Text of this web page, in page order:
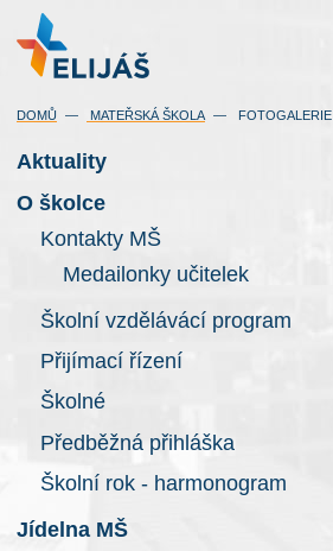
DOMŮ MATEŘSKÁ ŠKOLA FOTOGALERIE
Aktuality
O školce
Kontakty MŠ
Medailonky učitelek
Školní vzdělávácí program
Přijímací řízení
Školné
Předběžná přihláška
Školní rok - harmonogram
Jídelna MŠ